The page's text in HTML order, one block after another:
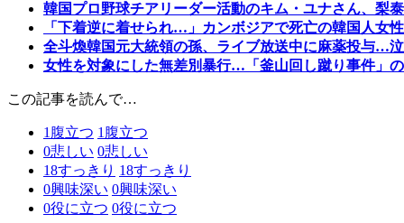
韓国プロ野球チアリーダー活動のキム・ユナさん、梨
「下着逆に着せられ…」カンボジアで死亡の韓国人女
全斗煥韓国元大統領の孫、ライブ放送中に麻薬投与…
女性を対象にした無差別暴行…「釜山回し蹴り事件」
この記事を読んで…
1 腹立つ 1 腹立つ
0悲しい 0悲しい
18すっきり 18すっきり
0興味深い 0興味深い
0役に立つ 0役に立つ